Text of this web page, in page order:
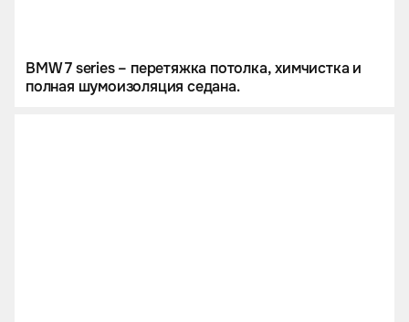
BMW 7 series – перетяжка потолка, химчистка и
полная шумоизоляция седана.